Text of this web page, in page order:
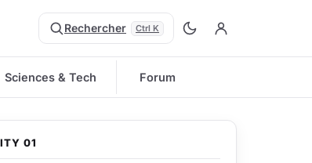
Rechercher Ctrl K
Sciences & Tech Forum
01